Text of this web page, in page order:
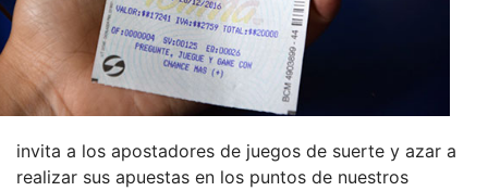
invita a los apostadores de juegos de suerte y azar a
realizar sus apuestas en los puntos de nuestros